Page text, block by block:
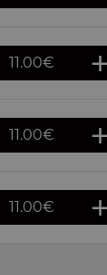
11.00€
11.00€
11.00€